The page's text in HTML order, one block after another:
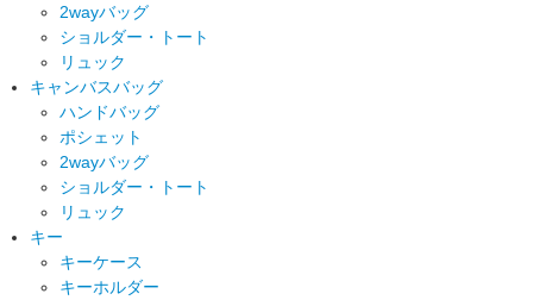
2wayバッグ
ショルダー・トート
リュック
キャンバスバッグ
ハンドバッグ
ポシェット
2wayバッグ
ショルダー・トート
リュック
キー
キーケース
キーホルダー